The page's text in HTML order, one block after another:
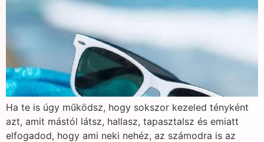
Ha te is úgy működsz, hogy sokszor kezeled tényként
azt, amit mástól látsz, hallasz, tapasztalsz és emiatt
elfogadod, hogy ami neki nehéz, az számodra is az